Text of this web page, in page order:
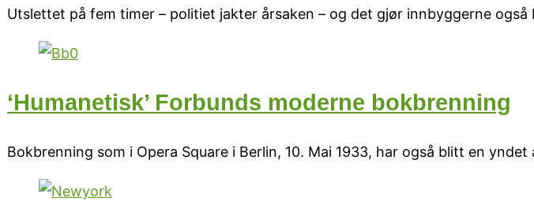
Utslettet på fem timer – politiet jakter årsaken – og det gjør innbyggerne
‘Humanetisk’ Forbunds moderne bokbrenning
Bokbrenning som i Opera Square i Berlin, 10. Mai 1933, har også blitt en